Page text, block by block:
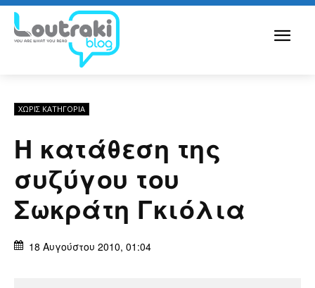
ΧΩΡΊΣ ΚΑΤΗΓΟΡΊΑ
Η κατάθεση της
συζύγου του
Σωκράτη Γκιόλια
18 Αυγούστου 2010, 01:04